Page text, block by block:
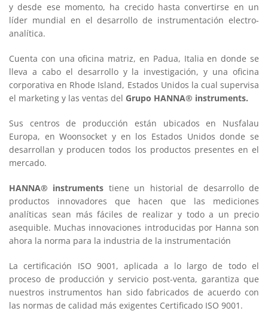
y desde ese momento, ha crecido hasta convertirse en un
líder mundial en el desarrollo de instrumentación electro-
analítica.
Cuenta con una oficina matriz, en Padua, Italia en donde se
lleva a cabo el desarrollo y la investigación, y una oficina
corporativa en Rhode Island, Estados Unidos la cual supervisa
el marketing y las ventas del Grupo HANNA® instruments.
Sus centros de producción están ubicados en Nusfalau
Europa, en Woonsocket y en los Estados Unidos donde se
desarrollan y producen todos los productos presentes en el
mercado.
HANNA® instruments tiene un historial de desarrollo de
productos innovadores que hacen que las mediciones
analíticas sean más fáciles de realizar y todo a un precio
asequible. Muchas innovaciones introducidas por Hanna son
ahora la norma para la industria de la instrumentación
La certificación ISO 9001, aplicada a lo largo de todo el
proceso de producción y servicio post-venta, garantiza que
nuestros instrumentos han sido fabricados de acuerdo con
las normas de calidad más exigentes Certificado ISO 9001.